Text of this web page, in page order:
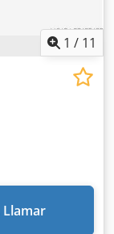
1 / 11
Llamar